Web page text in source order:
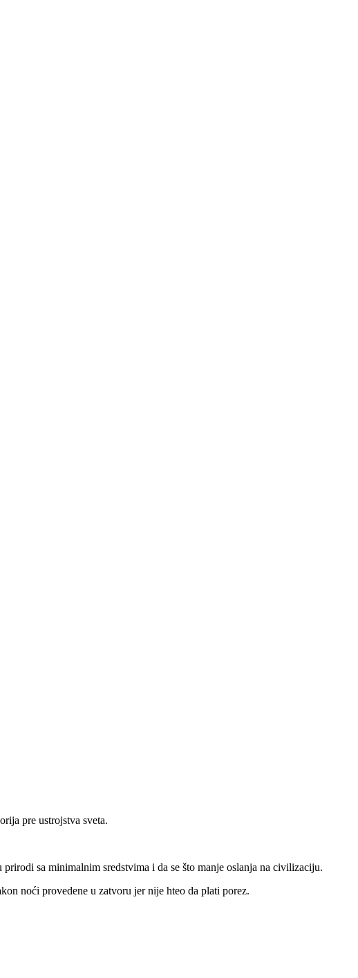
pre ustrojstva sveta.
sa minimalnim sredstvima i da se što manje oslanja na civilizaciju.
noći provedene u zatvoru jer nije hteo da plati porez.